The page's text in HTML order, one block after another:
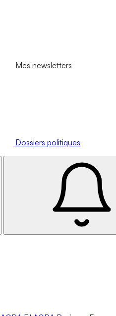
Mes newsletters
Dossiers politiques